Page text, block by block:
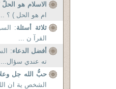
الاسلام هو
ام هو الحل ) ؟
ثلاثة أسئلة:
القرآ ن ...
أفضل الدعاء:
ته عندي سؤال...
حبُّ الله جل
الشخص ية ان